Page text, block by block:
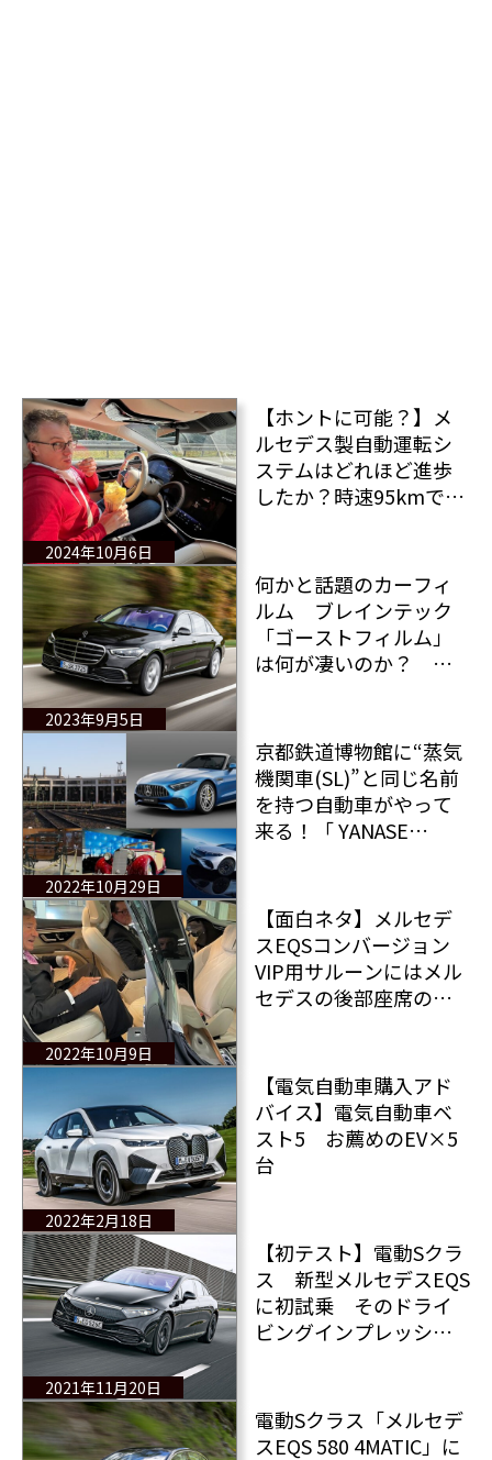
2024年10月6日
【ホントに可能？】メ
ルセデス製自動運転シ
ステムはどれほど進歩
したか？時速95kmで走
2023年9月5日
何かと話題のカーフィ
ルム ブレインテック
「ゴーストフィルム」
は何が凄いのか？
2022年10月29日
京都鉄道博物館に“蒸気
機関車(SL)”と同じ名前
を持つ自動車がやって
来る！「 YANASE
2022」
2022年10月9日
【面白ネタ】メルセデ
スEQSコンバージョン
VIP用サルーンにはメル
セデスの後部座席の余
2022年2月18日
【電気自動車購入アド
バイス】電気自動車ベ
スト5 お薦めのEV×5
台
2021年11月20日
【初テスト】電動Sクラ
ス 新型メルセデスEQS
に初試乗 そのドライ
ビングインプレッショ
電動Sクラス「メルセデ
スEQS 580 4MATIC」に